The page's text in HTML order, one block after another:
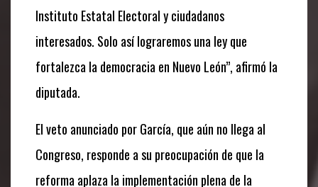
Instituto Estatal Electoral y ciudadanos
interesados. Solo así lograremos una ley que
fortalezca la democracia en Nuevo León”, afirmó la
diputada.
El veto anunciado por García, que aún no llega al
Congreso, responde a su preocupación de que la
reforma aplaza la implementación plena de la